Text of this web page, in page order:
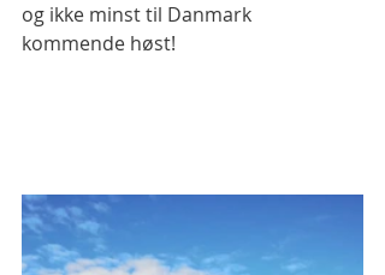
og ikke minst til Danmark
kommende høst!